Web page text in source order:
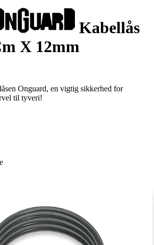
Kabellås
X 12mm
Onguard, en vigtig sikkerhed for
til tyveri!